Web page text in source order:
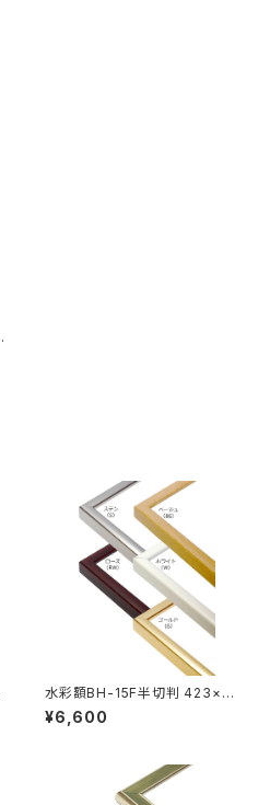
水彩額BH-15F半切判 423×5
45ミリ
¥6,600